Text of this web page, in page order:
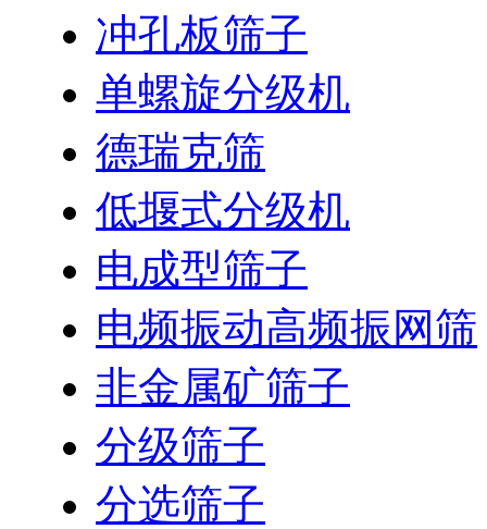
冲孔板筛子
单螺旋分级机
德瑞克筛
低堰式分级机
电成型筛子
电频振动高频振网筛
非金属矿筛子
分级筛子
分选筛子